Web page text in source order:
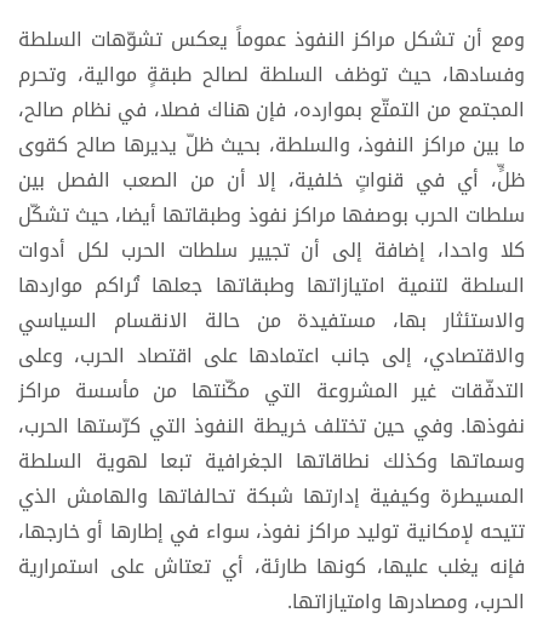
ومع أن تشكل مراكز النفوذ عموماً يعكس تشوّهات السلطة
وفسادها، حيث توظف السلطة لصالح طبقةٍ موالية، وتحرم
المجتمع من التمتّع بموارده، فإن هناك فصلا، في نظام صالح،
ما بين مراكز النفوذ، والسلطة، بحيث ظلّ يديرها صالح كقوى
ظلٍّ، أي في قنواتٍ خلفية، إلا أن من الصعب الفصل بين
سلطات الحرب بوصفها مراكز نفوذ وطبقاتها أيضا، حيث تشكّل
كلا واحدا، إضافة إلى أن تجيير سلطات الحرب لكل أدوات
السلطة لتنمية امتيازاتها وطبقاتها جعلها تُراكم مواردها
والاستئثار بها، مستفيدة من حالة الانقسام السياسي
والاقتصادي، إلى جانب اعتمادها على اقتصاد الحرب، وعلى
التدفّقات غير المشروعة التي مكّنتها من مأسسة مراكز
نفوذها. وفي حين تختلف خريطة النفوذ التي كرّستها الحرب،
وسماتها وكذلك نطاقاتها الجغرافية تبعا لهوية السلطة
المسيطرة وكيفية إدارتها شبكة تحالفاتها والهامش الذي
تتيحه لإمكانية توليد مراكز نفوذ، سواء في إطارها أو خارجها،
فإنه يغلب عليها، كونها طارئة، أي تعتاش على استمرارية
الحرب، ومصادرها وامتيازاتها.